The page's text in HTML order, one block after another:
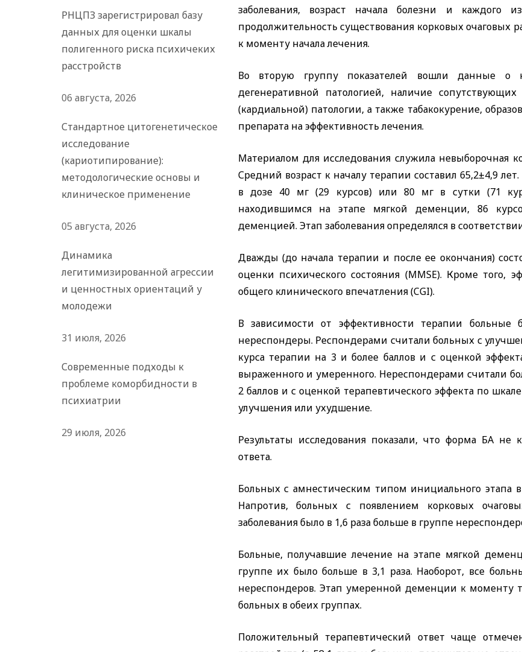
заболевания, возраст начала болезни и каждого
продолжительность существования корковых очаговых
к моменту начала лечения.
Во вторую группу показателей вошли данные о
дегенеративной патологией, наличие
(кардиальной) патологии, а также табакокурение,
препарата на эффективность лечения.
Материалом для исследования служила невыборочная
Средний возраст к началу терапии составил 65,2±4,9
в дозе 40 мг (29 курсов) или 80 мг в сутки (71
находившимся на этапе мягкой деменции, 86
деменцией. Этап заболевания определялся в
Дважды (до начала терапии и после ее окончания)
оценки психического состояния (MMSE). Кроме того,
общего клинического впечатления (CGI).
В зависимости от эффективности терапии
нереспондеры. Респондерами считали больных с
курса терапии на 3 и более баллов и с оценкой
выраженного и умеренного. Нереспондерами считали
2 баллов и с оценкой терапевтического эффекта по шкале
улучшения или ухудшение.
Результаты исследования показали, что форма БА не
ответа.
Больных с амнестическим типом инициального этапа
Напротив, больных с появлением корковых
заболевания было в 1,6 раза больше в группе
Больные, получавшие лечение на этапе мягкой
группе их было больше в 3,1 раза. Наоборот, все
нереспондеров. Этап умеренной деменции к моменту
больных в обеих группах.
Положительный терапевтический ответ чаще
РНЦПЗ зарегистрировал базу
данных для оценки шкалы
полигенного риска психичеких
расстройств
06 августа, 2026
Стандартное цитогенетическое
исследование
(кариотипирование):
методологические основы и
клиническое применение
05 августа, 2026
Динамика
легитимизированной агрессии
и ценностных ориентаций у
молодежи
31 июля, 2026
Современные подходы к
проблеме коморбидности в
психиатрии
29 июля, 2026